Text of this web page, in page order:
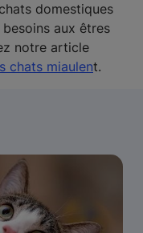
domestiques
aux êtres
notre article
chats miaulent.